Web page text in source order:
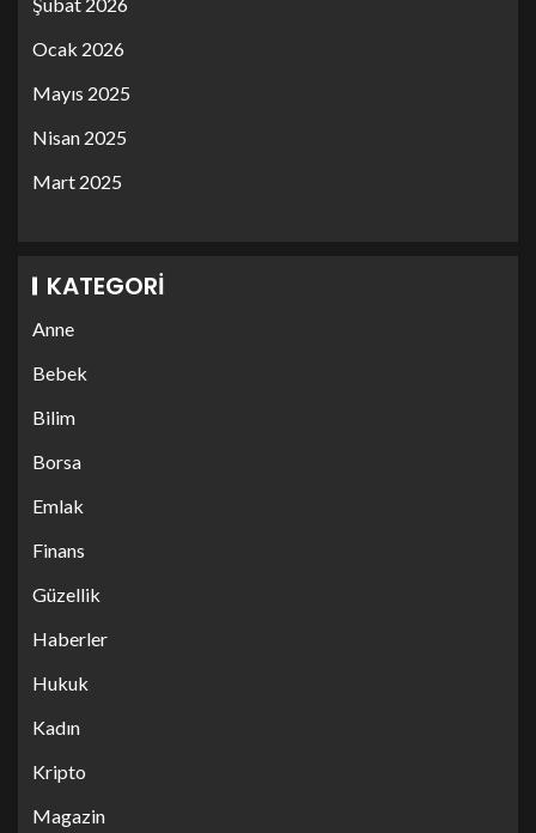
Ocak 2026
Mayıs 2025
Nisan 2025
Mart 2025
KATEGORI
Anne
Bebek
Bilim
Borsa
Emlak
Finans
Güzellik
Haberler
Hukuk
Kadın
Kripto
Magazin